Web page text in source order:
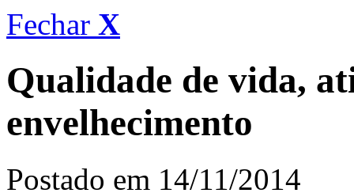
Fechar X
Qualidade de vida,
envelhecimento
Postado em 14/11/2014